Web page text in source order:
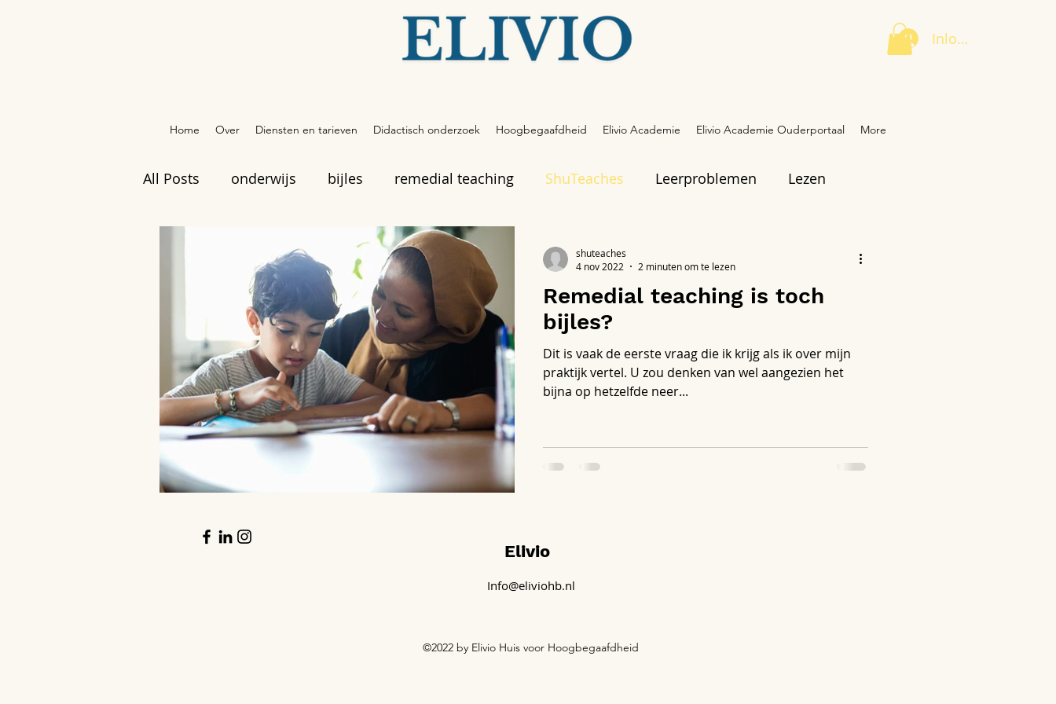
Inloggen
Home Over Diensten en tarieven Didactisch onderzoek Hoogbegaafdheid Elivio Academie Elivio Academie Ouderportaal More
All Posts onderwijs bijles remedial teaching ShuTeaches Leerproblemen Lezen
Remedial teaching is toch
bijles?
Dit is vaak de eerste vraag die ik krijg als ik over mijn
praktijk vertel. U zou denken van wel aangezien het
bijna op hetzelfde neer...
shuteaches
4 nov 2022
2 minuten om te lezen
Elivio
Info@eliviohb.nl
©2022 by Elivio Huis voor Hoogbegaafdheid